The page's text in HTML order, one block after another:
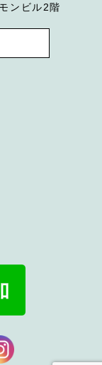
ンビル2階